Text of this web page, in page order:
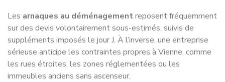
Les arnaques au déménagementreposent fréquemment
sur des devis volontairement sous-estimés, suivis de
suppléments imposés le jour J. À l’inverse, une entreprise
sérieuse anticipe les contraintes propres à Vienne, comme
les rues étroites, les zones réglementées ou les
immeubles anciens sans ascenseur.